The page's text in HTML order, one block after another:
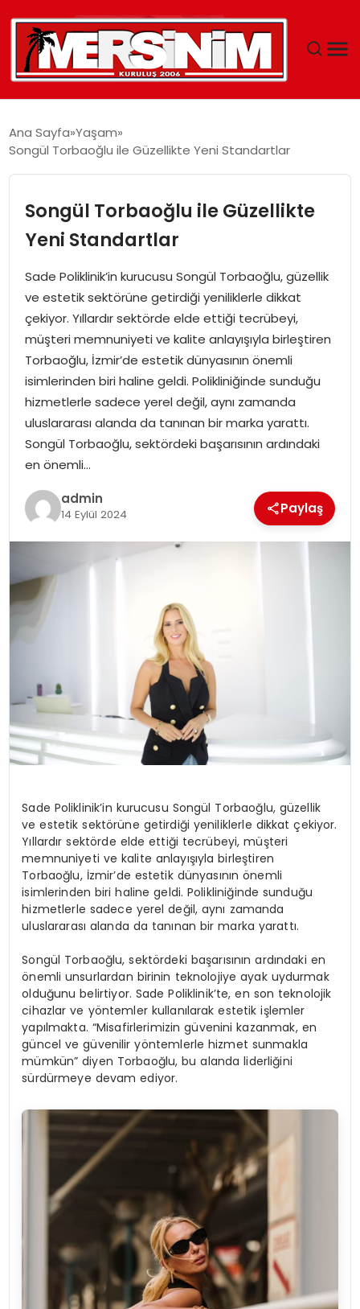
YAŞAM
GÜNCEL
SAĞLIK
EĞITIM
SPOR
EKONOMI
MAGAZIN
DÜNYA
OTOMOBIL
Ana Sayfa Yaşam
Songül Torbaoğlu ile Güzellikte Yeni Standartlar
Songül Torbaoğlu ile Güzellikte
Yeni Standartlar
Sade Poliklinik’in kurucusu Songül Torbaoğlu, güzellik
ve estetik sektörüne getirdiği yeniliklerle dikkat
çekiyor. Yıllardır sektörde elde ettiği tecrübeyi,
müşteri memnuniyeti ve kalite anlayışıyla birleştiren
Torbaoğlu, İzmir’de estetik dünyasının önemli
isimlerinden biri haline geldi. Polikliniğinde sunduğu
hizmetlerle sadece yerel değil, aynı zamanda
uluslararası alanda da tanınan bir marka yarattı.
Songül Torbaoğlu, sektördeki başarısının ardındaki
en önemli…
admin
14 Eylül 2024 Paylaş
Sade Poliklinik’in kurucusu Songül Torbaoğlu, güzellik
ve estetik sektörüne getirdiği yeniliklerle dikkat çekiyor.
Yıllardır sektörde elde ettiği tecrübeyi, müşteri
memnuniyeti ve kalite anlayışıyla birleştiren
Torbaoğlu, İzmir’de estetik dünyasının önemli
isimlerinden biri haline geldi. Polikliniğinde sunduğu
hizmetlerle sadece yerel değil, aynı zamanda
uluslararası alanda da tanınan bir marka yarattı.
Songül Torbaoğlu, sektördeki başarısının ardındaki en
önemli unsurlardan birinin teknolojiye ayak uydurmak
olduğunu belirtiyor. Sade Poliklinik’te, en son teknolojik
cihazlar ve yöntemler kullanılarak estetik işlemler
yapılmakta. “Misafirlerimizin güvenini kazanmak, en
güncel ve güvenilir yöntemlerle hizmet sunmakla
mümkün” diyen Torbaoğlu, bu alanda liderliğini
sürdürmeye devam ediyor.